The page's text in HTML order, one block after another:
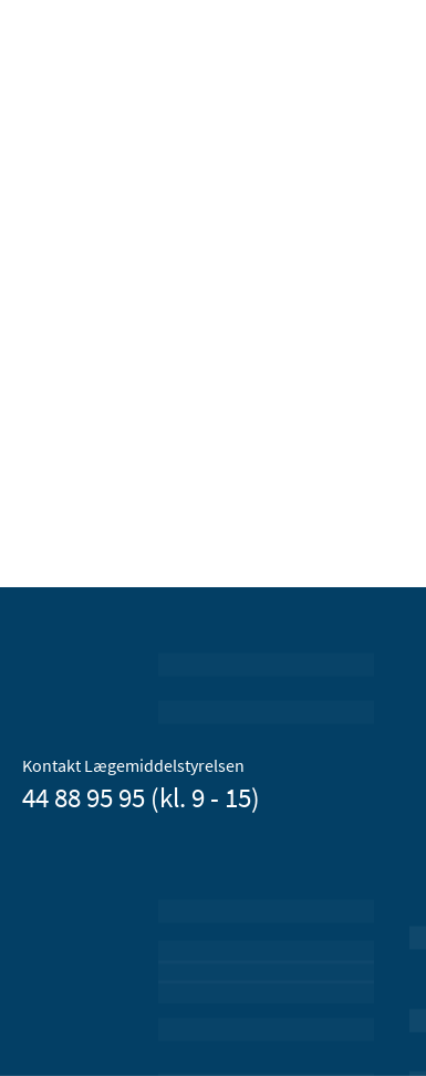
Kontakt Lægemiddelstyrelsen
44 88 95 95 (kl. 9 - 15)